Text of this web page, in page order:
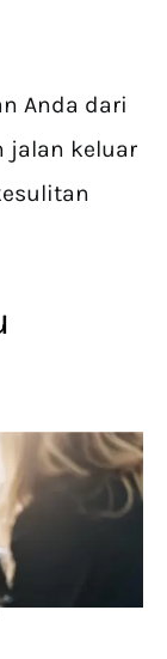
Anda dari
jalan keluar